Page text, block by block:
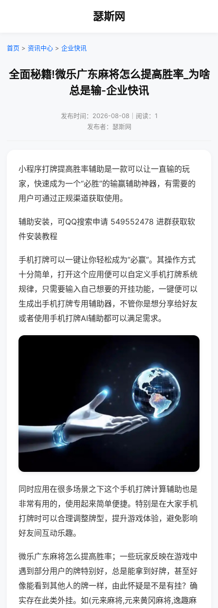
瑟斯网
首页 > 资讯中心 > 企业快讯
全面秘籍!微乐广东麻将怎么提高胜率_为啥
总是输-企业快讯
发布时间：2026-08-08｜阅读：1
发布者：瑟斯网
小程序打牌提高胜率辅助是一款可以让一直输的玩
家，快速成为一个“必胜”的输赢辅助神器，有需要的
用户可通过正规渠道获取使用。
辅助安装，可QQ搜索申请 549552478 进群获取软
件安装教程
手机打牌可以一键让你轻松成为“必赢”。其操作方式
十分简单，打开这个应用便可以自定义手机打牌系统
规律，只需要输入自己想要的开挂功能，一键便可以
生成出手机打牌专用辅助器，不管你是想分享给好友
或者使用手机打牌AI辅助都可以满足需求。
同时应用在很多场景之下这个手机打牌计算辅助也是
非常有用的，使用起来简单便捷。特别是在大家手机
打牌时可以合理调整牌型，提升游戏体验，避免影响
好友间互动乐趣。
微乐广东麻将怎么提高胜率；一些玩家反映在游戏中
遇到部分用户的牌特别好，总是能拿到好牌，甚至好
像能看到其他人的牌一样，由此怀疑是不是有挂？确
实存在此类外挂。如(元来麻将,元来黄冈麻将,逸趣麻